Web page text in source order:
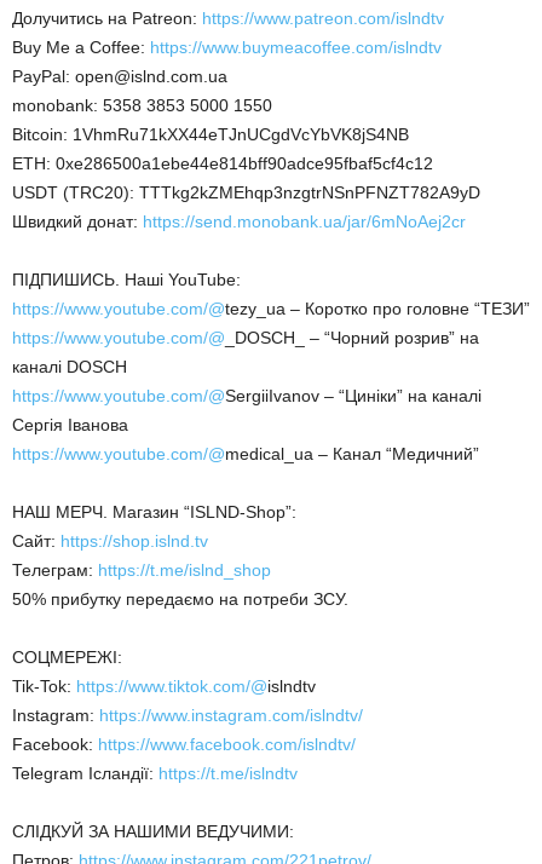
Долучитись на Patreon: https://www.patreon.com/islndtv
Buy Me a Coffee: https://www.buymeacoffee.com/islndtv
PayPal: open@islnd.com.ua
monobank: 5358 3853 5000 1550
Bitcoin: 1VhmRu71kXX44eTJnUCgdVcYbVK8jS4NB
ETH: 0xe286500a1ebe44e814bff90adce95fbaf5cf4c12
USDT (TRC20): TTTkg2kZMEhqp3nzgtrNSnPFNZT782A9yD
Швидкий донат: https://send.monobank.ua/jar/6mNoAej2cr
ПІДПИШИСЬ. Наші YouTube:
https://www.youtube.com/@tezy_ua – Коротко про головне “ТЕЗИ”
https://www.youtube.com/@ _DOSCH_ – “Чорний розрив” на
каналі DOSCH
https://www.youtube.com/@SergiiIvanov – “Циніки” на каналі
Сергія Іванова
https://www.youtube.com/@medical_ua – Канал “Медичний”
НАШ МЕРЧ. Магазин “ISLND-Shop”:
Сайт: https://shop.islnd.tv
Телеграм: https://t.me/islnd_shop
50% прибутку передаємо на потреби ЗСУ.
СОЦМЕРЕЖІ:
Tik-Tok: https://www.tiktok.com/@islndtv
Instagram: https://www.instagram.com/islndtv/
Facebook: https://www.facebook.com/islndtv/
Telegram Ісландії: https://t.me/islndtv
СЛІДКУЙ ЗА НАШИМИ ВЕДУЧИМИ: